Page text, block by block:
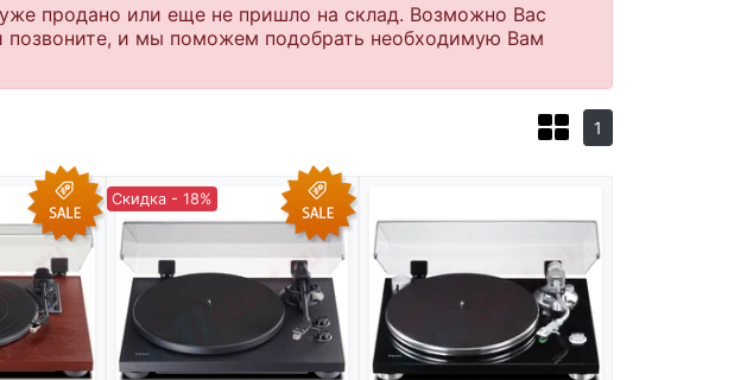
продано или еще не пришло на склад. Возможно Вас
позвоните, и мы поможем подобрать необходимую Вам
1
Скидка - 18%